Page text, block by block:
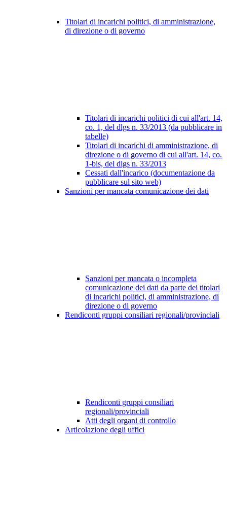
Titolari di incarichi politici, di amministrazione,
di direzione o di governo
Titolari di incarichi politici di cui all'art. 14,
co. 1, del dlgs n. 33/2013 (da pubblicare in
tabelle)
Titolari di incarichi di amministrazione, di
direzione o di governo di cui all'art. 14, co.
1-bis, del dlgs n. 33/2013
Cessati dall'incarico (documentazione da
pubblicare sul sito web)
Sanzioni per mancata comunicazione dei dati
Sanzioni per mancata o incompleta
comunicazione dei dati da parte dei titolari
di incarichi politici, di amministrazione, di
direzione o di governo
Rendiconti gruppi consiliari regionali/provinciali
Rendiconti gruppi consiliari
regionali/provinciali
Atti degli organi di controllo
Articolazione degli uffici